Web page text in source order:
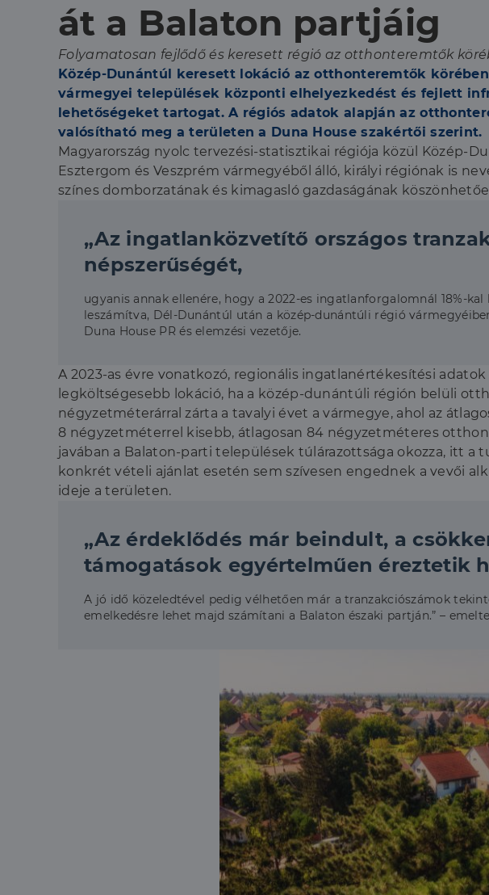
át a Balaton partjáig
Folyamatosan fejlődő és keresett régió az otthonteremtők
Közép-Dunántúl keresett lokáció az otthonteremtők
vármegyei települések központi elhelyezkedést és fejlett
lehetőségeket tartogat. A régiós adatok alapján az
valósítható meg a területen a Duna House szakértői szerint.
Magyarország nyolc tervezési-statisztikai régiója közül Közép-
Esztergom és Veszprém vármegyéből álló, királyi régiónak is
színes domborzatának és kimagasló gazdaságának
„Az ingatlanközvetítő országos
népszerűségét,
ugyanis annak ellenére, hogy a 2022-es ingatlanforgalomnál 18%-
leszámítva, Dél-Dunántúl után a közép-dunántúli régió
Duna House PR és elemzési vezetője.
A 2023-as évre vonatkozó, regionális ingatlanértékesítési
legköltségesebb lokáció, ha a közép-dunántúli régión belüli
négyzetméterárral zárta a tavalyi évet a vármegye, ahol az
8 négyzetméterrel kisebb, átlagosan 84 négyzetméteres
javában a Balaton-parti települések túlárazottsága okozza, itt a
konkrét vételi ajánlat esetén sem szívesen engednek a vevői
ideje a területen.
„Az érdeklődés már beindult, a
támogatások egyértelműen éreztetik
A jó idő közeledtével pedig vélhetően már a tranzakciószámok
emelkedésre lehet majd számítani a Balaton északi partján.” –